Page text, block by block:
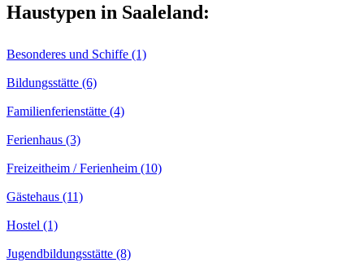
Haustypen in Saaleland:
Besonderes und Schiffe (1)
Bildungsstätte (6)
Familienferienstätte (4)
Ferienhaus (3)
Freizeitheim / Ferienheim (10)
Gästehaus (11)
Hostel (1)
Jugendbildungsstätte (8)